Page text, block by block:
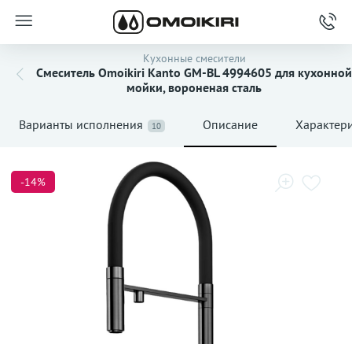
Кухонные смесители
Смеситель Omoikiri Kanto GM-BL 4994605 для кухонной
мойки, вороненая сталь
Варианты исполнения 10 Описание
-14%